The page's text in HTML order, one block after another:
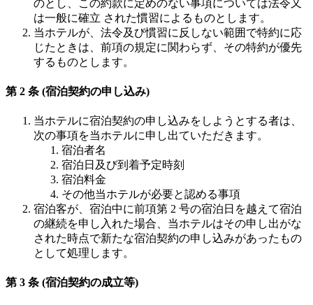
のとし、この約款に定めのない事項については法令又
は一般に確立 された慣習によるものとします。
当ホテルが、法令及び慣習に反しない範囲で特約に応
じたときは、前項の規定に関わらず、その特約が優先
するものとします。
第 2 条 (宿泊契約の申し込み)
当ホテルに宿泊契約の申し込みをしようとする者は、
次の事項を当ホテルに申し出ていただきます。
宿泊者名
宿泊日及び到着予定時刻
宿泊料金
その他当ホテルが必要と認める事項
宿泊客が、宿泊中に前項第 2 号の宿泊日を越えて宿泊
の継続を申し入れた場合、当ホテルはその申し出がな
された時点で新たな宿泊契約の申し込みがあったもの
として処理します。
第 3 条 (宿泊契約の成立等)